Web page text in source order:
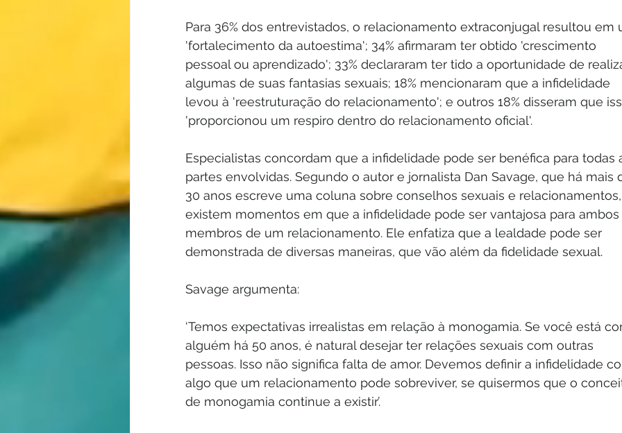
Para 36% dos entrevistados, o relacionamento extraconjugal resultou em
'fortalecimento da autoestima'; 34% afirmaram ter obtido 'crescimento
pessoal ou aprendizado'; 33% declararam ter tido a oportunidade de
algumas de suas fantasias sexuais; 18% mencionaram que a infidelidade
levou à 'reestruturação do relacionamento'; e outros 18% disseram que
'proporcionou um respiro dentro do relacionamento oficial'.
Especialistas concordam que a infidelidade pode ser benéfica para todas
partes envolvidas. Segundo o autor e jornalista Dan Savage, que há mais
30 anos escreve uma coluna sobre conselhos sexuais e
existem momentos em que a infidelidade pode ser vantajosa para
membros de um relacionamento. Ele enfatiza que a lealdade pode ser
demonstrada de diversas maneiras, que vão além da fidelidade sexual.
Savage argumenta:
‘Temos expectativas irrealistas em relação à monogamia. Se você está
alguém há 50 anos, é natural desejar ter relações sexuais com outras
pessoas. Isso não significa falta de amor. Devemos definir a infidelidade
algo que um relacionamento pode sobreviver, se quisermos que o
de monogamia continue a existir’.